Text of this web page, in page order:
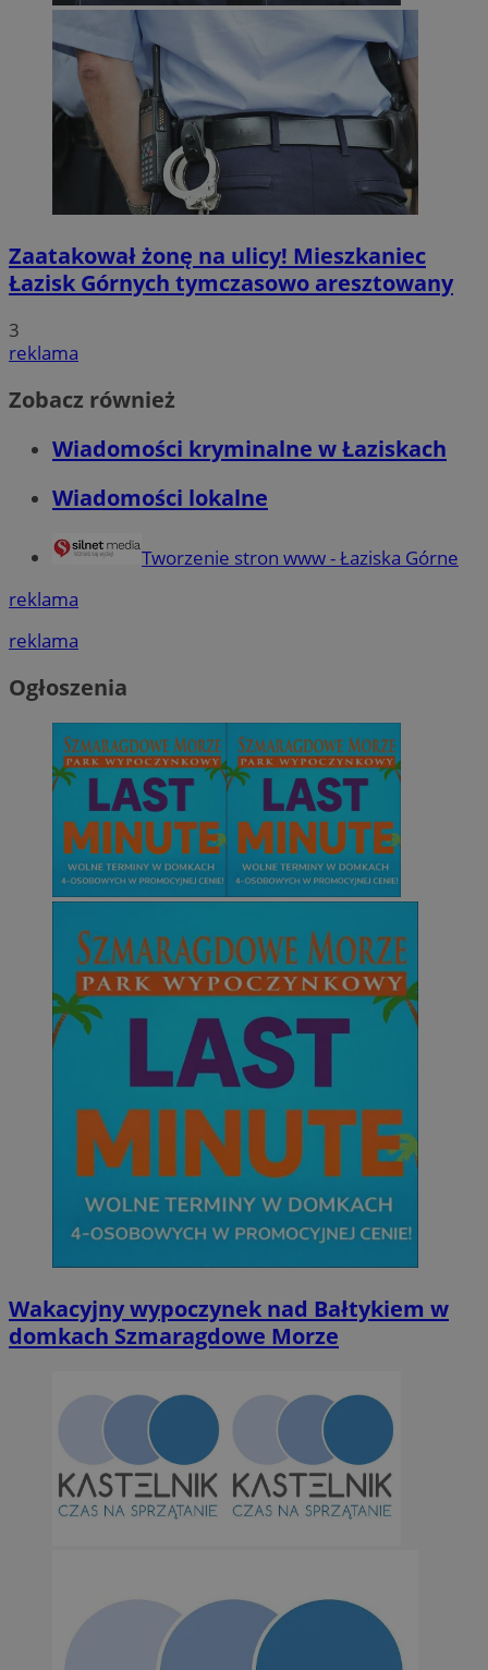
Zaatakował żonę na ulicy! Mieszkaniec
Łazisk Górnych tymczasowo aresztowany
3
reklama
Zobacz również
Wiadomości kryminalne w Łaziskach
Wiadomości lokalne
Tworzenie stron www - Łaziska Górne
reklama
reklama
Ogłoszenia
Wakacyjny wypoczynek nad Bałtykiem w
domkach Szmaragdowe Morze